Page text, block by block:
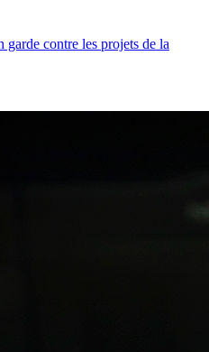
garde contre les projets de la